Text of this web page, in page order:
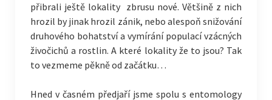
přibrali ještě lokality zbrusu nové. Většině z nich
hrozil by jinak hrozil zánik, nebo alespoň snižování
druhového bohatství a vymírání populací vzácných
živočichů a rostlin. A které lokality že to jsou? Tak
to vezmeme pěkně od začátku…
Hned v časném předjaří jsme spolu s entomology